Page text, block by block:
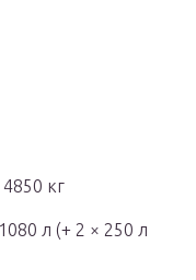
кг
1080 л (+ 2 × 250 л